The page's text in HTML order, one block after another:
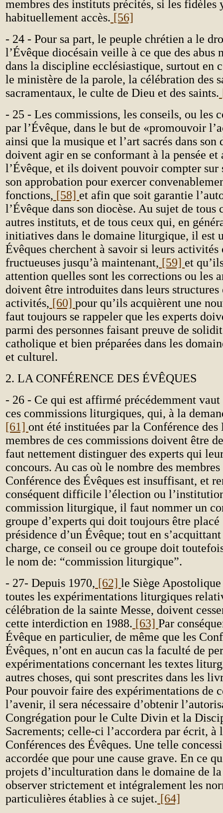
membres des instituts précités, si les fidèles
habituellement accès. [56]
- 24 - Pour sa part, le peuple chrétien a le
l’Évêque diocésain veille à ce que des abus
dans la discipline ecclésiastique, surtout en
le ministère de la parole, la célébration des
sacramentaux, le culte de Dieu et des saints.
- 25 - Les commissions, les conseils, ou les
par l’Évêque, dans le but de «promouvoir
ainsi que la musique et l’art sacrés dans son
doivent agir en se conformant à la pensée et
l’Évêque, et ils doivent pouvoir compter sur
son approbation pour exercer
fonctions, [58] et afin que soit garantie
l’Évêque dans son diocèse. Au sujet de tous
autres instituts, et de tous ceux qui, en
initiatives dans le domaine liturgique, il est
Évêques cherchent à savoir si leurs activités
fructueuses jusqu’à maintenant, [59] et
attention quelles sont les corrections ou les
doivent être introduites dans leurs structures
activités, [60] pour qu’ils acquièrent une
faut toujours se rappeler que les experts
parmi des personnes faisant preuve de
catholique et bien préparées dans les
et culturel.
2. LA CONFÉRENCE DES ÉVÊQUES
- 26 - Ce qui est affirmé précédemment
ces commissions liturgiques, qui, à la
[61] ont été instituées par la Conférence des
membres de ces commissions doivent être
faut nettement distinguer des experts qui
concours. Au cas où le nombre des membres
Conférence des Évêques est insuffisant, et
conséquent difficile l’élection ou
commission liturgique, il faut nommer un
groupe d’experts qui doit toujours être placé
présidence d’un Évêque; tout en
charge, ce conseil ou ce groupe doit
le nom de: “commission liturgique”.
- 27- Depuis 1970, [62] le Siège
toutes les expérimentations liturgiques
célébration de la sainte Messe, doivent
cette interdiction en 1988. [63] Par
Évêque en particulier, de même que les
Évêques, n’ont en aucun cas la faculté de
expérimentations concernant les textes
autres choses, qui sont prescrites dans les
Pour pouvoir faire des expérimentations de
l’avenir, il sera nécessaire d’obtenir
Congrégation pour le Culte Divin et la
Sacrements; celle-ci l’accordera par écrit, à
Conférences des Évêques. Une telle
accordée que pour une cause grave. En ce
projets d’inculturation dans le domaine de
observer strictement et intégralement les
particulières établies à ce sujet. [64]